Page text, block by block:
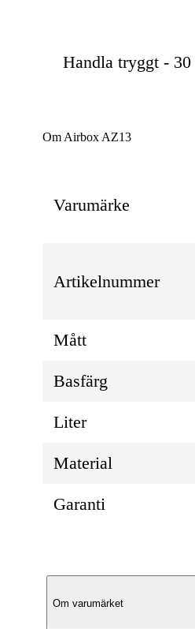
Handla tryggt - 30
Om Airbox AZ13
Varumärke
Artikelnummer
Mått
Basfärg
Liter
Material
Garanti
Om varumärket